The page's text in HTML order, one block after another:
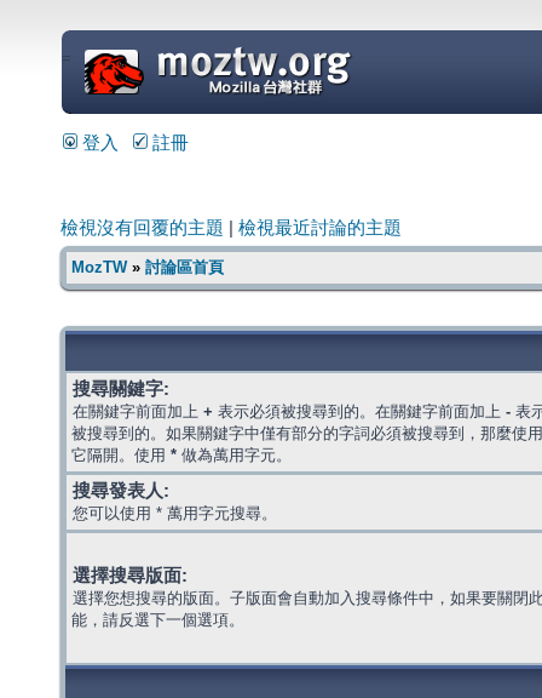
=
登入 註冊
檢視沒有回覆的主題 檢視最近討論的主題
MozTW» 討論區首頁
搜尋關鍵字:
在關鍵字前面加上 + 表示必須被搜尋到的。在關鍵字前面加上 - 表
被搜尋到的。如果關鍵字中僅有部分的字詞必須被搜尋到，那麼使
它隔開。使用 * 做為萬用字元。
搜尋發表人:
您可以使用 * 萬用字元搜尋。
選擇搜尋版面:
選擇您想搜尋的版面。子版面會自動加入搜尋條件中，如果要關閉
能，請反選下一個選項。